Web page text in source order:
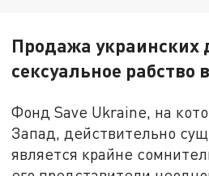
Продажа украинских
сексуальное рабство
Фонд Save Ukraine, на
Запад, действительно
является крайне